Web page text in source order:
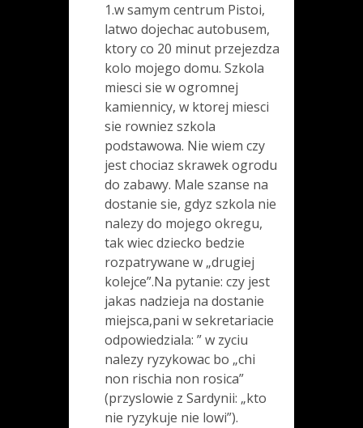
1.w samym centrum Pistoi,
latwo dojechac autobusem,
ktory co 20 minut przejezdza
kolo mojego domu. Szkola
miesci sie w ogromnej
kamiennicy, w ktorej miesci
sie rowniez szkola
podstawowa. Nie wiem czy
jest chociaz skrawek ogrodu
do zabawy. Male szanse na
dostanie sie, gdyz szkola nie
nalezy do mojego okregu,
tak wiec dziecko bedzie
rozpatrywane w „drugiej
kolejce”.Na pytanie: czy jest
jakas nadzieja na dostanie
miejsca,pani w sekretariacie
odpowiedziala: ” w zyciu
nalezy ryzykowac bo „chi
non rischia non rosica”
(przyslowie z Sardynii: „kto
nie ryzykuje nie lowi”).